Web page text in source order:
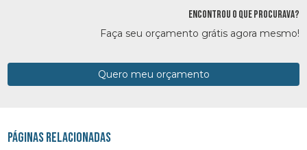
ENCONTROU O QUE PROCURAVA?
Faça seu orçamento grátis agora mesmo!
Quero meu orçamento
Páginas Relacionadas